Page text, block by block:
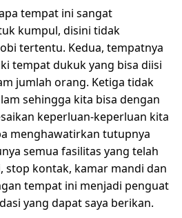
tempat ini sangat
kumpul, disini tidak
tertentu. Kedua, tempatnya
tempat dukuk yang bisa diisi
jumlah orang. Ketiga tidak
sehingga kita bisa dengan
keperluan-keperluan kita
menghawatirkan tutupnya
semua fasilitas yang telah
stop kontak, kamar mandi dan
tempat ini menjadi penguat
yang dapat saya berikan.